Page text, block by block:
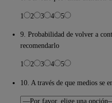
1 2 3 4 5
9. Probabilidad de volver a
recomendarlo
1 2 3 4 5
10. A través de que medios se